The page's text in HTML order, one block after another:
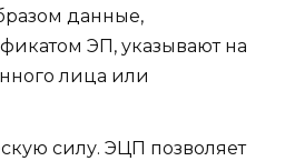
данные,
ЭП, указывают на
лица или
силу. ЭЦП позволяет